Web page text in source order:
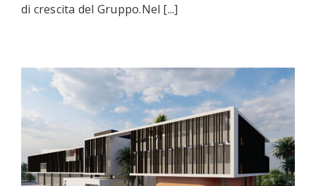
di crescita del Gruppo.Nel [...]